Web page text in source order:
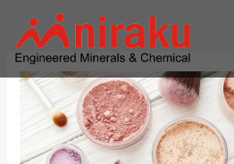
content